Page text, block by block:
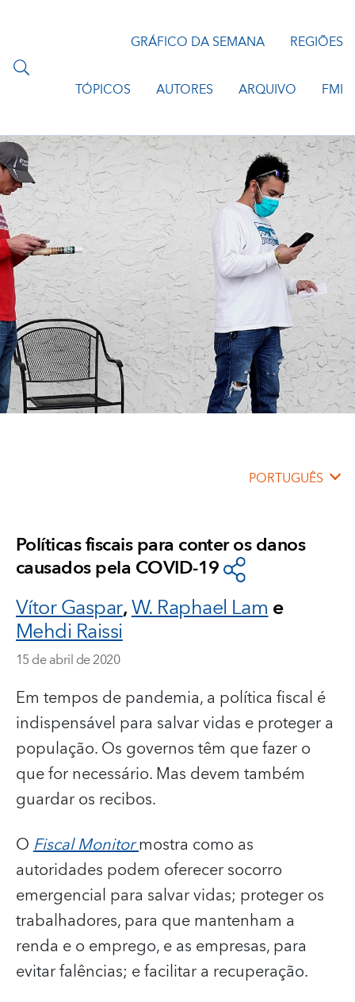
GRÁFICO DA SEMANA REGIÕES
TÓPICOS AUTORES ARQUIVO FMI
PORTUGUÊS
Políticas fiscais para conter os danos
causados pela COVID-19
Vítor Gaspar,W. Raphael Lame
Mehdi Raissi
15 de abril de 2020
Em tempos de pandemia, a política fiscal é
indispensável para salvar vidas e proteger a
população. Os governos têm que fazer o
que for necessário. Mas devem também
guardar os recibos.
OFiscal Monitormostra como as
autoridades podem oferecer socorro
emergencial para salvar vidas; proteger os
trabalhadores, para que mantenham a
renda e o emprego, e as empresas, para
evitar falências; e facilitar a recuperação.